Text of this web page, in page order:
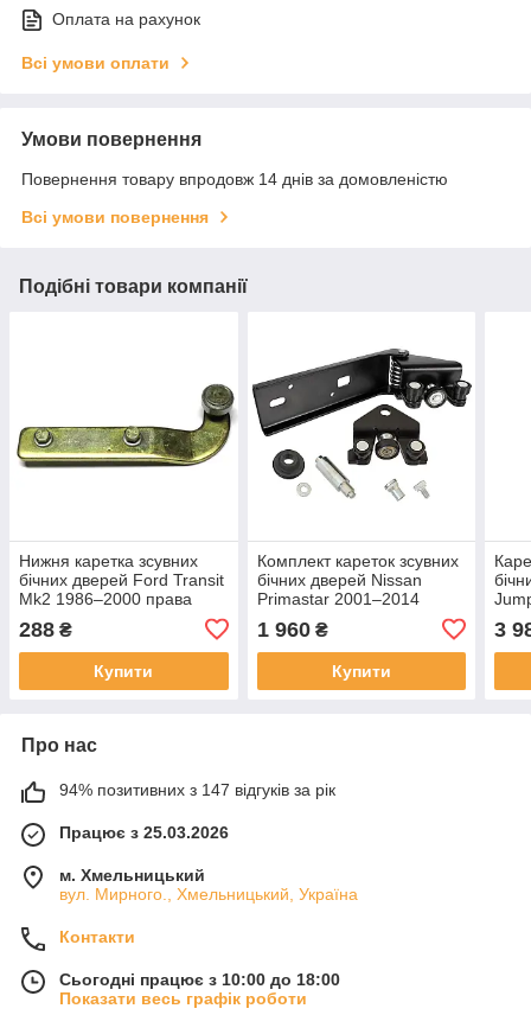
Оплата на рахунок
Всі умови оплати
Умови повернення
Повернення товару впродовж 14 днів за домовленістю
Всі умови повернення
Подібні товари компанії
Нижня каретка зсувних
бічних дверей Ford Transit
Mk2 1986–2000 права
288 ₴
Купити
Комплект кареток зсувних
бічних дверей Nissan
Primastar 2001–2014
(верхній+середній з
лапою+нижній)
1 960₴
Купити
3
Про нас
94% позитивних з 147 відгуків за рік
Працює з 25.03.2026
м. Хмельницький
вул. Мирного., Хмельницький, Україна
Контакти
Сьогодні працює з 10:00 до 18:00
Показати весь графік роботи